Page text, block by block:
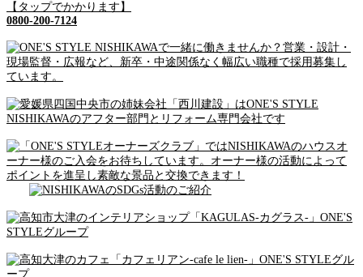
【タップでかかります】
0800-200-7124